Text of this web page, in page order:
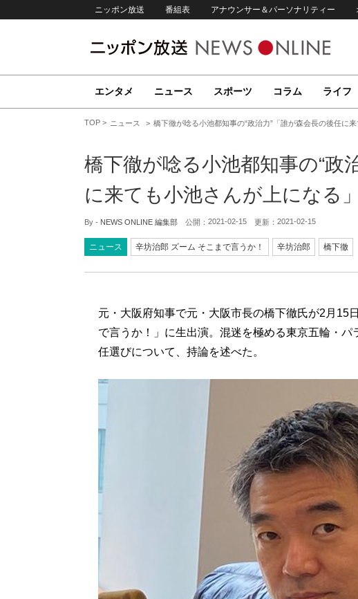
ニッポン放送 番組表 アナウンサー＆パーソナリティー
エンタメ ニュース スポーツ コラム ライフ
TOP ニュース 橋下徹が唸る小池都知事の“政治力”「誰が森会長の後任に来
橋下徹が唸る小池都知事の“政
に来ても小池さんが上になる」
By - NEWS ONLINE 編集部 公開： 2021-02-15 更新： 2021-02-15
ニュース 辛坊治郎 ズーム そこまで言うか！ 辛坊治郎 橋下徹
元・大阪府知事で元・大阪市長の橋下徹氏が2月15
で言うか！」に生出演。混迷を極める東京五輪・
任選びについて、持論を述べた。